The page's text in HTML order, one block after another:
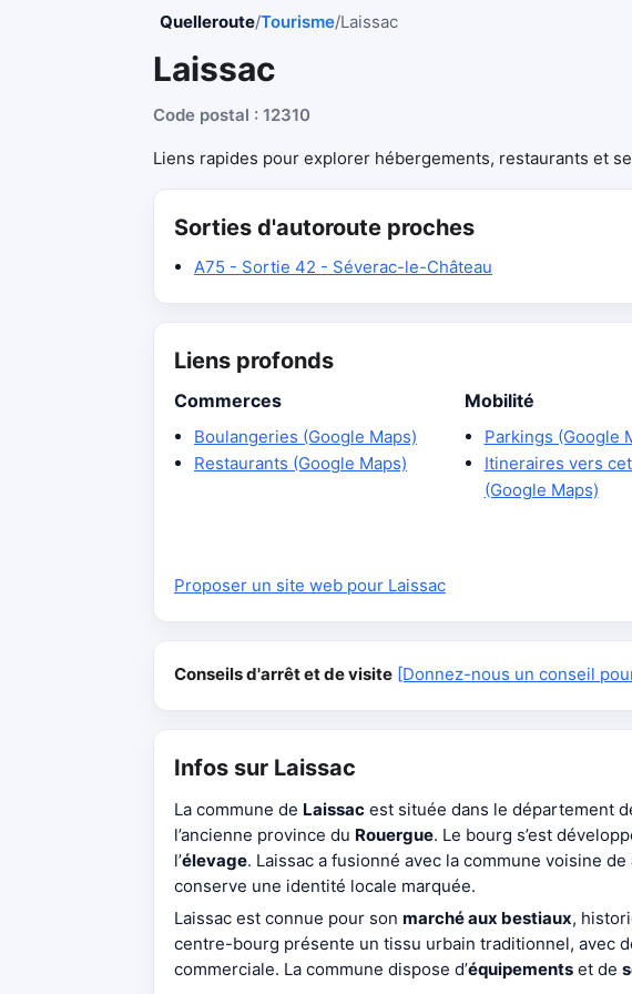
Quelleroute/Tourisme/Laissac
Laissac
Code postal : 12310
Liens rapides pour explorer hébergements, restaurants et
Sorties d'autoroute proches
A75 - Sortie 42 - Séverac-le-Château
Liens profonds
Commerces
Boulangeries (Google Maps)
Restaurants (Google Maps)
Mobilité
Parkings (Google
Itineraires vers
(Google Maps)
Proposer un site web pour Laissac
Conseils d'arrêt et de visite [Donnez-nous un conseil
Infos sur Laissac
La commune de Laissac est située dans le département
l’ancienne province du Rouergue. Le bourg s’est
l’élevage. Laissac a fusionné avec la commune voisine de
conserve une identité locale marquée.
Laissac est connue pour son marché aux bestiaux,
centre-bourg présente un tissu urbain traditionnel, avec
commerciale. La commune dispose d’équipements et de